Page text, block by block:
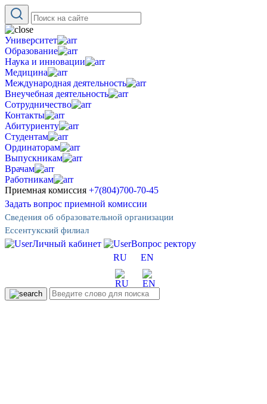
Университет
Образование
Наука и инновации
Медицина
Международная деятельность
Внеучебная деятельность
Сотрудничество
Контакты
Абитуриенту
Студентам
Ординаторам
Выпускникам
Врачам
Работникам
Приемная комиссия +7(804)700-70-45
Задать вопрос приемной комиссии
Сведения об образовательной организации
Ессентукский филиал
Личный кабинет
Вопрос ректору
RU
EN